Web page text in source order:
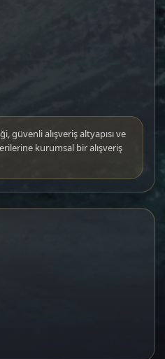
güvenli alışveriş altyapısı ve
kurumsal bir alışveriş